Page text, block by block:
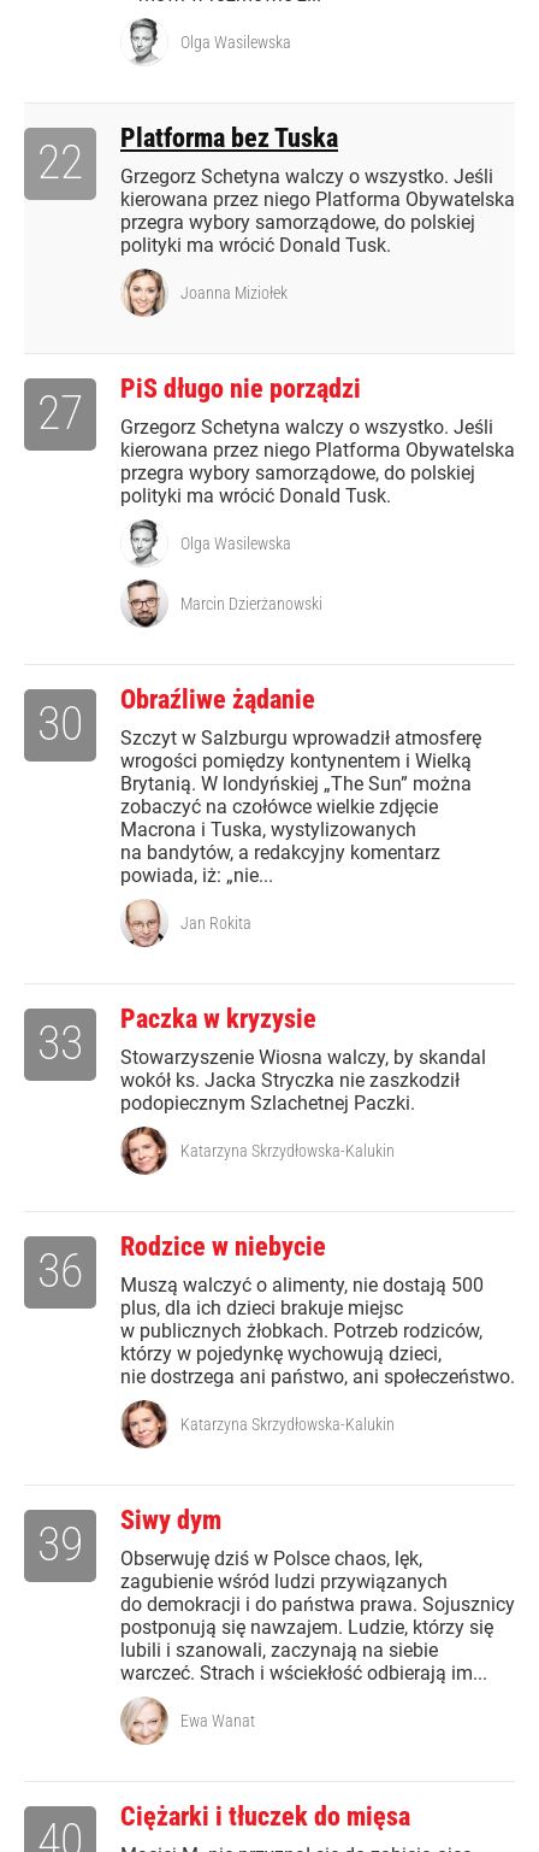
Olga Wasilewska
Platforma bez Tuska
Grzegorz Schetyna walczy o wszystko. Jeśli
kierowana przez niego Platforma Obywatelska
przegra wybory samorządowe, do polskiej
polityki ma wrócić Donald Tusk.
22
Joanna Miziołek
PiS długo nie porządzi
Grzegorz Schetyna walczy o wszystko. Jeśli
kierowana przez niego Platforma Obywatelska
przegra wybory samorządowe, do polskiej
polityki ma wrócić Donald Tusk.
27
Olga Wasilewska
Marcin Dzierżanowski
Obraźliwe żądanie
Szczyt w Salzburgu wprowadził atmosferę
wrogości pomiędzy kontynentem i Wielką
Brytanią. W londyńskiej „The Sun” można
zobaczyć na czołówce wielkie zdjęcie
Macrona i Tuska, wystylizowanych
na bandytów, a redakcyjny komentarz
powiada, iż: „nie...
30
Jan Rokita
Paczka w kryzysie
Stowarzyszenie Wiosna walczy, by skandal
wokół ks. Jacka Stryczka nie zaszkodził
podopiecznym Szlachetnej Paczki.
33
Katarzyna Skrzydłowska-Kalukin
Rodzice w niebycie
Muszą walczyć o alimenty, nie dostają 500
plus, dla ich dzieci brakuje miejsc
w publicznych żłobkach. Potrzeb rodziców,
którzy w pojedynkę wychowują dzieci,
nie dostrzega ani państwo, ani społeczeństwo.
36
Katarzyna Skrzydłowska-Kalukin
Siwy dym
Obserwuję dziś w Polsce chaos, lęk,
zagubienie wśród ludzi przywiązanych
do demokracji i do państwa prawa. Sojusznicy
postponują się nawzajem. Ludzie, którzy się
lubili i szanowali, zaczynają na siebie
warczeć. Strach i wściekłość odbierają im...
39
Ewa Wanat
Ciężarki i tłuczek do mięsa